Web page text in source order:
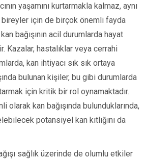
yaşamını kurtarmakla kalmaz, aynı
bireyler için de birçok önemli fayda
bağışının acil durumlarda hayat
Kazalar, hastalıklar veya cerrahi
kan ihtiyacı sık sık ortaya
bulunan kişiler, bu gibi durumlarda
için kritik bir rol oynamaktadır.
olarak kan bağışında bulunduklarında,
potansiyel kan kıtlığını da
sağlık üzerinde de olumlu etkiler